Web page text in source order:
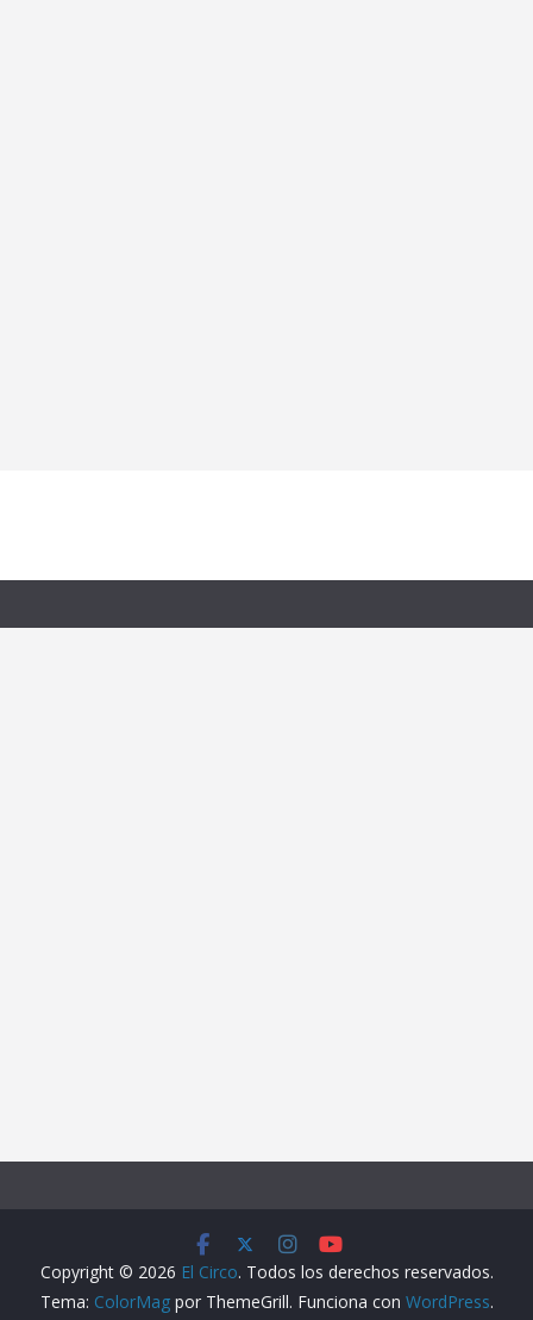
Copyright © 2026 El Circo. Todos los derechos reservados.
Tema: ColorMagpor ThemeGrill. Funciona con WordPress.